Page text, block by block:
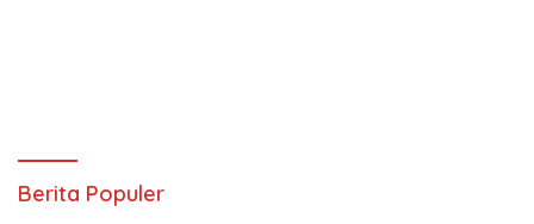
Berita Populer